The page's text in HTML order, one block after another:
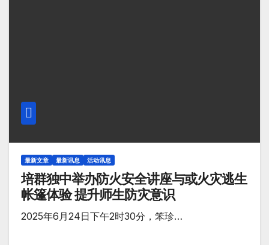
最新文章 最新讯息 活动讯息
培群独中举办防火安全讲座与或火灾逃生
帐篷体验 提升师生防灾意识
2025年6月24日下午2时30分，笨珍…